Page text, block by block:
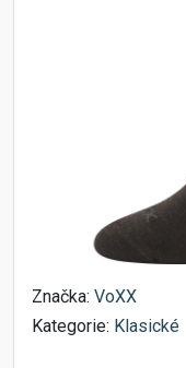
Značka: VoXX
Kategorie: Klasické